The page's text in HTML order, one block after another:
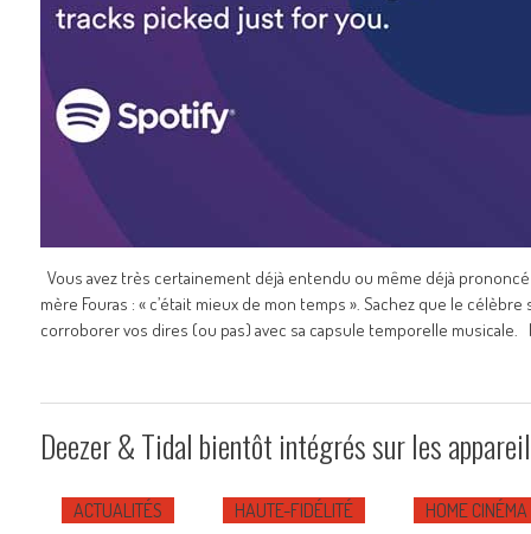
Vous avez très certainement déjà entendu ou même déjà
mère Fouras : « c’était mieux de mon temps ». Sachez que le
corroborer vos dires (ou pas) avec sa capsule temporelle musicale.
Deezer & Tidal bientôt intégrés sur les
ACTUALITÉS HAUTE-FIDÉLITÉ HOME CINÉMA